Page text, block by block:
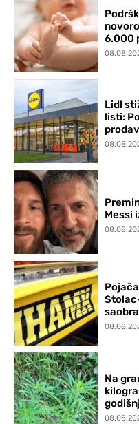
6.000
Lidl
listi:
Messi
Na